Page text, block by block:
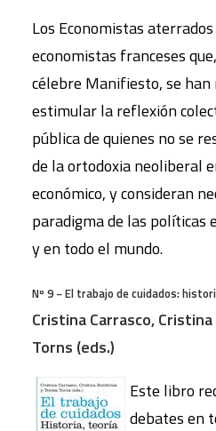
Los Economistas
economistas franceses
célebre Manifiesto, se han
estimular la reflexión
pública de quienes no se
de la ortodoxia neoliberal
económico, y consideran
paradigma de las políticas
y en todo el mundo.
Nº 9 − El trabajo de cuidados:
Cristina Carrasco,
Torns (eds.)
Este libro
debates en